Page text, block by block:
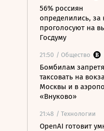
56% россиян
определились, за
проголосуют на
Госдуму
21:50 / Общество
Бомбилам
таксовать на
Москвы и в
«Внуково»
21:48 / Технологии
OpenAI готовит